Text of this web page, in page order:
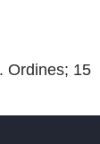
Ordines; 15